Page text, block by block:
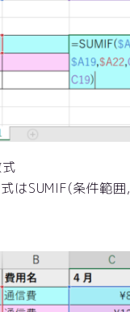
式はSUMIF(条件範